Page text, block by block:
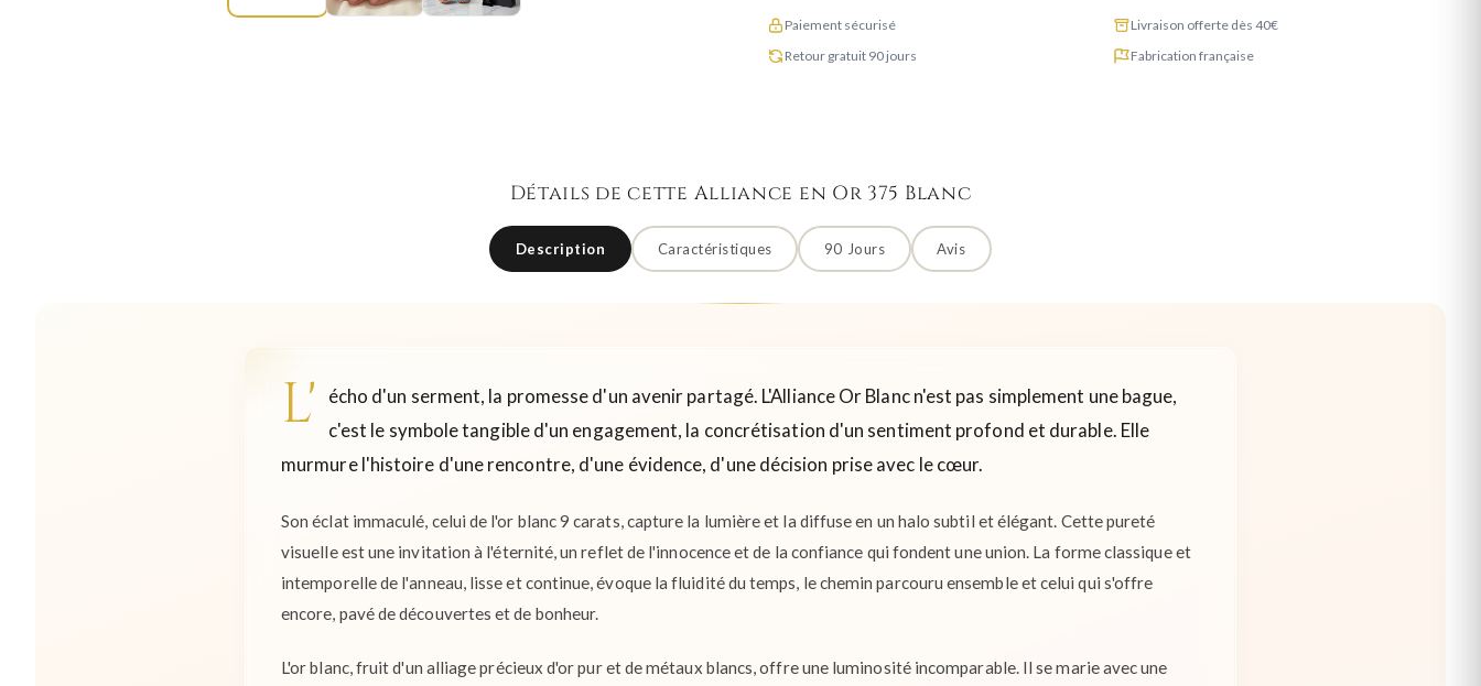
Paiement sécurisé
Livraison offerte dès 40€
Retour gratuit 90 jours
Fabrication française
Détails de cette Alliance en Or 375 Blanc
Description Caractéristiques 90 Jours Avis
L'
écho d'un serment, la promesse d'un avenir partagé. L'Alliance Or Blanc n'est pas simplement une bague,
c'est le symbole tangible d'un engagement, la concrétisation d'un sentiment profond et durable. Elle
murmure l'histoire d'une rencontre, d'une évidence, d'une décision prise avec le cœur.
Son éclat immaculé, celui de l'or blanc 9 carats, capture la lumière et la diffuse en un halo subtil et élégant. Cette pureté
visuelle est une invitation à l'éternité, un reflet de l'innocence et de la confiance qui fondent une union. La forme classique et
intemporelle de l'anneau, lisse et continue, évoque la fluidité du temps, le chemin parcouru ensemble et celui qui s'offre
encore, pavé de découvertes et de bonheur.
L'or blanc, fruit d'un alliage précieux d'or pur et de métaux blancs, offre une luminosité incomparable. Il se marie avec une